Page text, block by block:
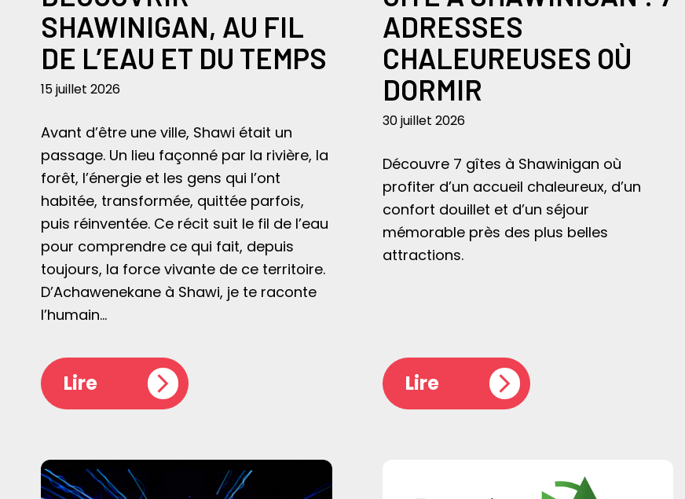
SHAWINIGAN, AU FIL
DE L’EAU ET DU TEMPS
15 juillet 2026
Avant d’être une ville, Shawi était un
passage. Un lieu façonné par la rivière, la
forêt, l’énergie et les gens qui l’ont
habitée, transformée, quittée parfois,
puis réinventée. Ce récit suit le fil de l’eau
pour comprendre ce qui fait, depuis
toujours, la force vivante de ce territoire.
D’Achawenekane à Shawi, je te raconte
l’humain…
Lire
ADRESSES
CHALEUREUSES OÙ
DORMIR
30 juillet 2026
Découvre 7 gîtes à Shawinigan où
profiter d’un accueil chaleureux, d’un
confort douillet et d’un séjour
mémorable près des plus belles
attractions.
Lire